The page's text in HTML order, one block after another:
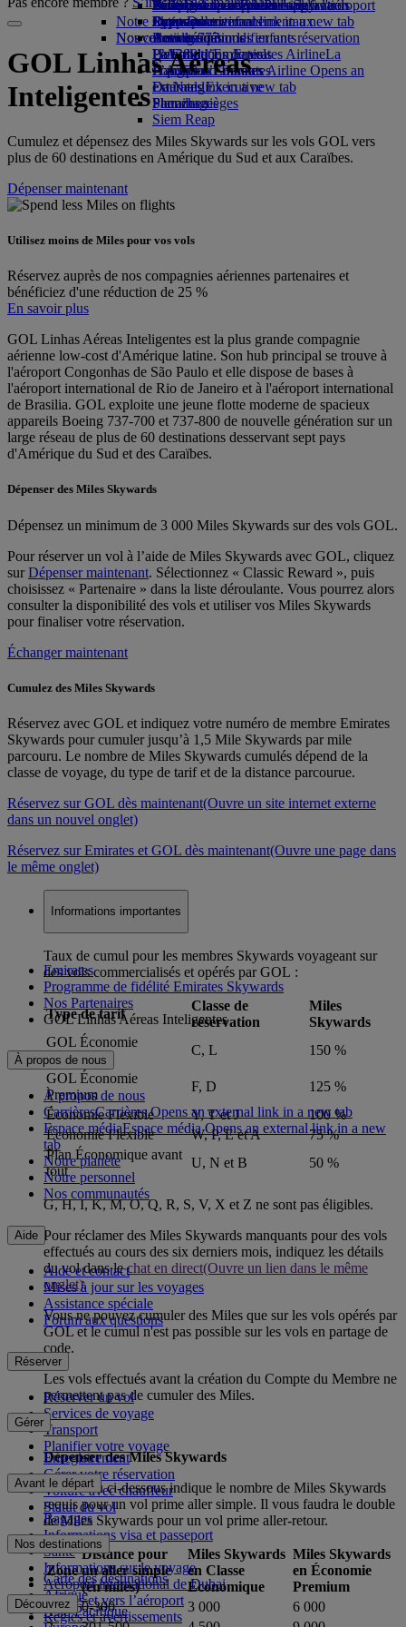
Parking à l'aéroportParking à l'aéroport
Opens an external link in a new tab
Boissons
Notre flotte
Boeing 777
L’A380 d’Emirates
L’A350 d’Emirates
Emirates Executive
Plan des sièges
Divertissements pour les enfants
Jouets pour enfants
Activités pour les enfants
Politique environnementale
Rapports environnementaux
Nos communautés
La Fondation Emirates AirlineLa
Fondation Emirates Airline Opens an
external link in a new tab
Parrainages
Nice-Dubai
Lyon-Dubai
Nouvelles destinations
Helsinki
Hangzhou
Da Nang
Shenzhen
Siem Reap
Se connecter à Emirates Skywards
Skywards+
Téléphone portable et l'application
Emirates
Annuler ou modifier une réservation
Perturbations de vols
À propos d’Emirates
GOL Linhas Aéreas
Inteligentes
Cumulez et dépensez des Miles Skywards sur les vols GOL vers
plus de 60 destinations en Amérique du Sud et aux Caraïbes.
Dépenser maintenant
Utilisez moins de Miles pour vos vols
Réservez auprès de nos compagnies aériennes partenaires et
bénéficiez d'une réduction de 25 %
En savoir plus
GOL Linhas Aéreas Inteligentes est la plus grande compagnie
aérienne low-cost d'Amérique latine. Son hub principal se trouve à
l'aéroport Congonhas de São Paulo et elle dispose de bases à
l'aéroport international de Rio de Janeiro et à l'aéroport international
de Brasilia. GOL exploite une jeune flotte moderne de spacieux
appareils Boeing 737-700 et 737-800 de nouvelle génération sur un
large réseau de plus de 60 destinations desservant sept pays
d'Amérique du Sud et des Caraïbes.
Dépenser des Miles Skywards
Dépensez un minimum de 3 000 Miles Skywards sur des vols GOL.
Pour réserver un vol à l’aide de Miles Skywards avec GOL, cliquez
surDépenser maintenant. Sélectionnez « Classic Reward », puis
choisissez « Partenaire » dans la liste déroulante. Vous pourrez alors
consulter la disponibilité des vols et utiliser vos Miles Skywards
pour finaliser votre réservation.
Échanger maintenant
Cumulez des Miles Skywards
Réservez avec GOL et indiquez votre numéro de membre Emirates
Skywards pour cumuler jusqu’à 1,5 Mile Skywards par mile
parcouru. Le nombre de Miles Skywards cumulés dépend de la
classe de voyage, du type de tarif et de la distance parcourue.
Réservez sur GOL dès maintenant(Ouvre un site internet externe
dans un nouvel onglet)
Réservez sur Emirates et GOL dès maintenant(Ouvre une page dans
le même onglet)
Informations importantes
Taux de cumul pour les membres Skywards voyageant sur
des vols commercialisés et opérés par GOL :
Type de tarif
Classe de
réservation
Miles
Skywards
GOL Économie
Premium
C, L
150 %
GOL Économie
Premium
F, D
125 %
Économie Flexible
Y, T et J
100 %
Économie Flexible
W, P, E et A
75 %
Plan Économique avant
tout
U, N et B 50 %
G, H, I, K, M, O, Q, R, S, V, X et Z ne sont pas éligibles.
Pour réclamer des Miles Skywards manquants pour des vols
effectués au cours des six derniers mois, indiquez les détails
du vol dans lechat en direct(Ouvre un lien dans le même
onglet).
Vous ne pouvez cumuler des Miles que sur les vols opérés par
GOL et le cumul n'est pas possible sur les vols en partage de
code.
Les vols effectués avant la création du Compte du Membre ne
permettent pas de cumuler des Miles.
Dépenser des Miles Skywards
Le tableau ci-dessous indique le nombre de Miles Skywards
requis pour un vol prime aller simple. Il vous faudra le double
de Miles Skywards pour un vol prime aller-retour.
Zone
Distance pour
un aller simple
(en miles)
Miles Skywards
en Classe
Économique
Miles Skywards
en Économie
Premium
1
0-300 3 000
6 000
Emirates
Programme de fidélité Emirates Skywards
Nos Partenaires
GOL Linhas Aéreas Inteligentes
À propos de nous
À propos de nous
CarrièresCarrières Opens an external link in a new tab
Espace médiaEspace média Opens an external link in a new
tab
Notre planète
Notre personnel
Nos communautés
Aide
Aide et contact
Mises à jour sur les voyages
Assistance spéciale
Forum aux questions
Réserver
Réserver un vol
Services de voyage
Transport
Planifier votre voyage
Gérer
Enregistrement
Gérer votre réservation
Voiture avec chauffeur
Statut du vol
Avant le départ
Bagages
Informations visa et passeport
Santé
Informations sur le voyage
Aéroport international de Dubai
Depuis et vers l’aéroport
Règles et avertissements
Nos destinations
Carte des destinations
Afrique
Asie-Pacifique
Découvrez